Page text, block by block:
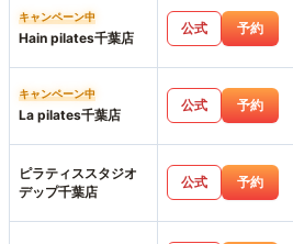
キャンペーン中
Hain pilates千葉店
公式 予約
キャンペーン中
La pilates千葉店
公式 予約
ピラティススタジオ
デップ千葉店
公式 予約